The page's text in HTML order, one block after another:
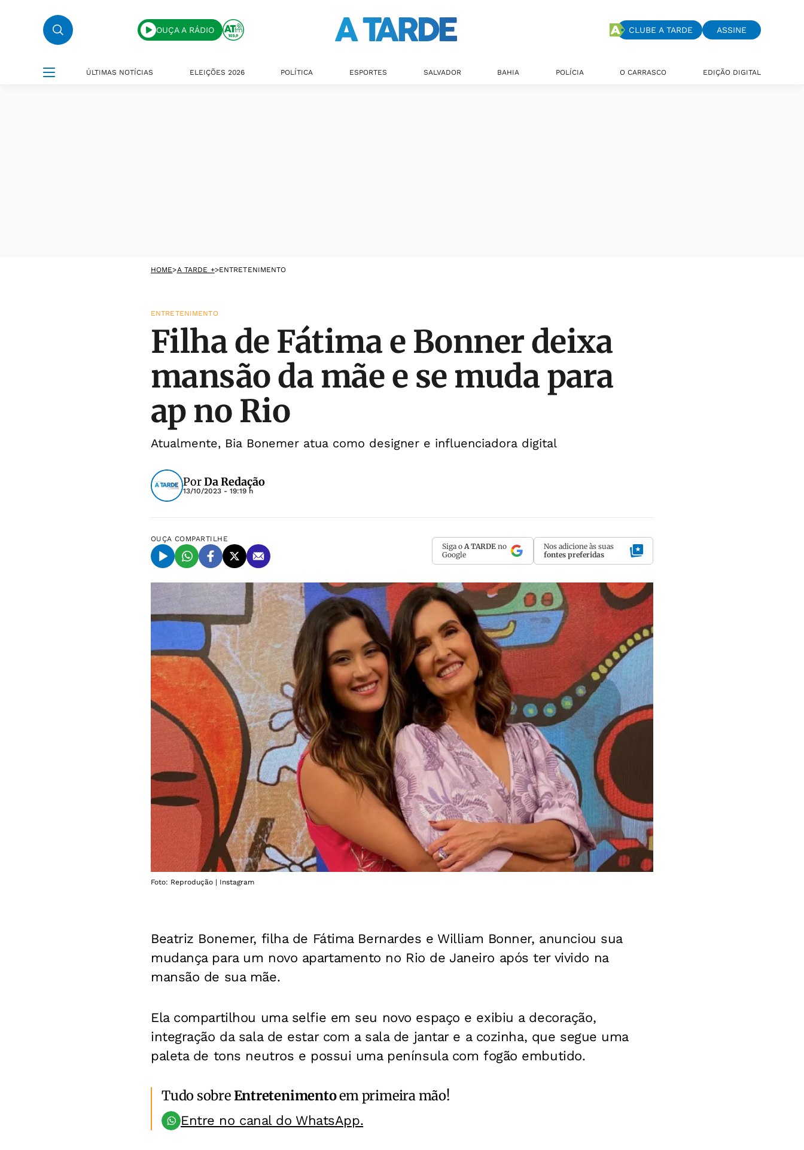
OUÇA A RÁDIO CLUBE A TARDE ASSINE
ÚLTIMAS NOTÍCIAS ELEIÇÕES 2026 POLÍTICA ESPORTES SALVADOR BAHIA POLÍCIA O CARRASCO EDIÇÃO DIGITAL
HOME>A TARDE +>ENTRETENIMENTO
ENTRETENIMENTO
Filha de Fátima e Bonner deixa
mansão da mãe e se muda para
ap no Rio
Atualmente, Bia Bonemer atua como designer e influenciadora digital
PorDa Redação
13/10/2023 - 19:19 h
OUÇA COMPARTILHE
Siga o A TARDE no
Google
Nos adicione às suas
fontes preferidas
Foto: Reprodução | Instagram
Beatriz Bonemer, filha de Fátima Bernardes e William Bonner, anunciou sua
mudança para um novo apartamento no Rio de Janeiro após ter vivido na
mansão de sua mãe.
Ela compartilhou uma selfie em seu novo espaço e exibiu a decoração,
integração da sala de estar com a sala de jantar e a cozinha, que segue uma
paleta de tons neutros e possui uma península com fogão embutido.
Tudo sobreEntretenimentoem primeira mão!
Entre no canal do WhatsApp.